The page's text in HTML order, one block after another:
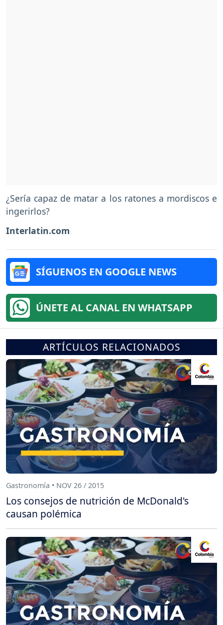
¿Sería capaz de matar a los ratones a mordiscos e
ingerirlos?
Interlatin.com
SÍGUENOS EN GOOGLE NEWS
ÚNETE AL CANAL EN WHATSAPP
ARTÍCULOS RELACIONADOS
Gastronomía • NOV 26 / 2015
Los consejos de nutrición de McDonald's
causan polémica